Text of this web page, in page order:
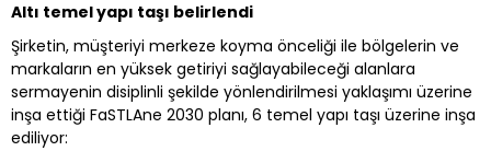
Altı temel yapı taşı belirlendi
Şirketin, müşteriyi merkeze koyma önceliği ile bölgelerin ve
markaların en yüksek getiriyi sağlayabileceği alanlara
sermayenin disiplinli şekilde yönlendirilmesi yaklaşımı üzerine
inşa ettiği FaSTLAne 2030 planı, 6 temel yapı taşı üzerine inşa
ediliyor: